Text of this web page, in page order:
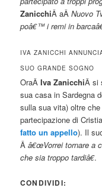
ZanicchiÂ aÂNuovo
poâ€™ i remi in
IVA ZANICCHI
SUO GRANDE SOGNO
OraÂIva ZanicchiÂ si
sua casa in Sardegna
sulla sua vita) oltre
partecipazione di
fatto un appello). Il
Ââ€œVorrei tornare a
che sia troppo tardiâ€.
CONDIVIDI: